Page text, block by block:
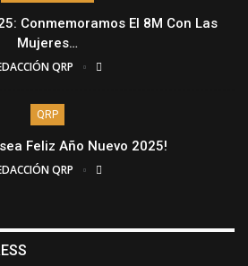
Conmemoramos El 8M Con Las
Mujeres…
QRP
QRP
Feliz Año Nuevo 2025!
QRP